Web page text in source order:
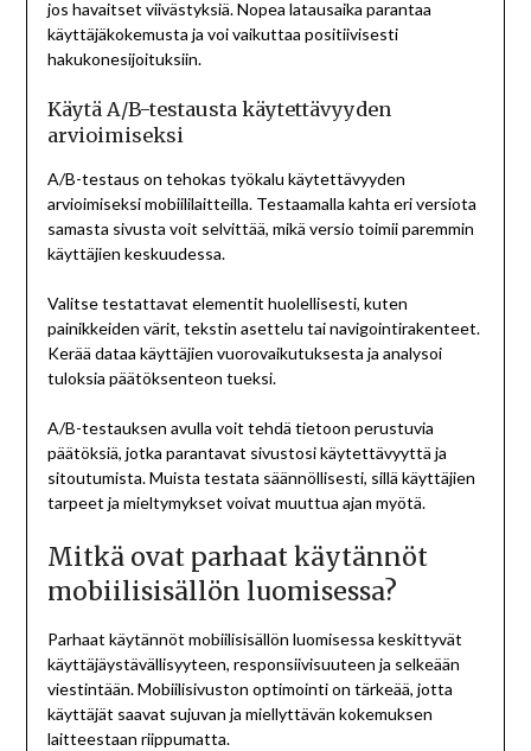
jos havaitset viivästyksiä. Nopea latausaika parantaa
käyttäjäkokemusta ja voi vaikuttaa positiivisesti
hakukonesijoituksiin.
Käytä A/B-testausta käytettävyyden
arvioimiseksi
A/B-testaus on tehokas työkalu käytettävyyden
arvioimiseksi mobiililaitteilla. Testaamalla kahta eri versiota
samasta sivusta voit selvittää, mikä versio toimii paremmin
käyttäjien keskuudessa.
Valitse testattavat elementit huolellisesti, kuten
painikkeiden värit, tekstin asettelu tai navigointirakenteet.
Kerää dataa käyttäjien vuorovaikutuksesta ja analysoi
tuloksia päätöksenteon tueksi.
A/B-testauksen avulla voit tehdä tietoon perustuvia
päätöksiä, jotka parantavat sivustosi käytettävyyttä ja
sitoutumista. Muista testata säännöllisesti, sillä käyttäjien
tarpeet ja mieltymykset voivat muuttua ajan myötä.
Mitkä ovat parhaat käytännöt
mobiilisisällön luomisessa?
Parhaat käytännöt mobiilisisällön luomisessa keskittyvät
käyttäjäystävällisyyteen, responsiivisuuteen ja selkeään
viestintään. Mobiilisivuston optimointi on tärkeää, jotta
käyttäjät saavat sujuvan ja miellyttävän kokemuksen
laitteestaan riippumatta.